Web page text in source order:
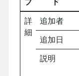
詳
細
追加者
追加日
説明